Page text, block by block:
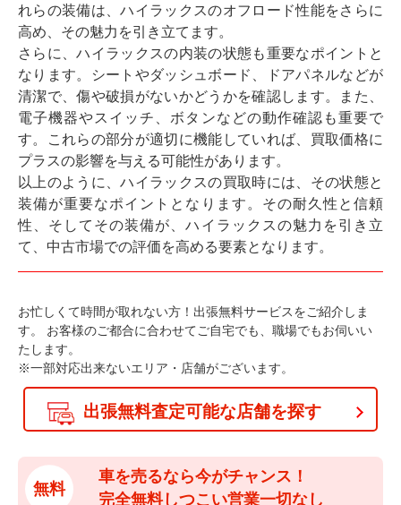
れらの装備は、ハイラックスのオフロード性能をさらに
高め、その魅力を引き立てます。
さらに、ハイラックスの内装の状態も重要なポイントと
なります。シートやダッシュボード、ドアパネルなどが
清潔で、傷や破損がないかどうかを確認します。また、
電子機器やスイッチ、ボタンなどの動作確認も重要で
す。これらの部分が適切に機能していれば、買取価格に
プラスの影響を与える可能性があります。
以上のように、ハイラックスの買取時には、その状態と
装備が重要なポイントとなります。その耐久性と信頼
性、そしてその装備が、ハイラックスの魅力を引き立
て、中古市場での評価を高める要素となります。
お忙しくて時間が取れない方！出張無料サービスをご紹介しま
す。
お客様のご都合に合わせてご自宅でも、職場でもお伺いい
たします。
※一部対応出来ないエリア・店舗がございます。
出張無料査定可能な店舗を探す
無料
車を売るなら今がチャンス！
完全無料しつこい営業一切なし